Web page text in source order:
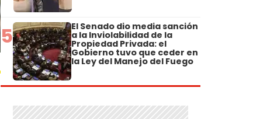
5 El Senado dio media sanción
a la Inviolabilidad de la
Propiedad Privada: el
Gobierno tuvo que ceder en
la Ley del Manejo del Fuego